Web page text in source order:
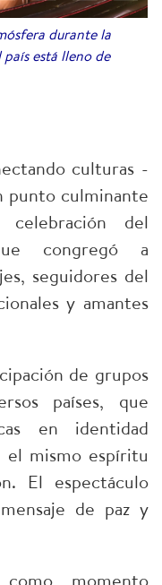
durante la
está lleno de
culturas -
punto culminante
del
congregó a
seguidores del
y amantes
de grupos
países, que
en identidad
mismo espíritu
El espectáculo
de paz y
momento